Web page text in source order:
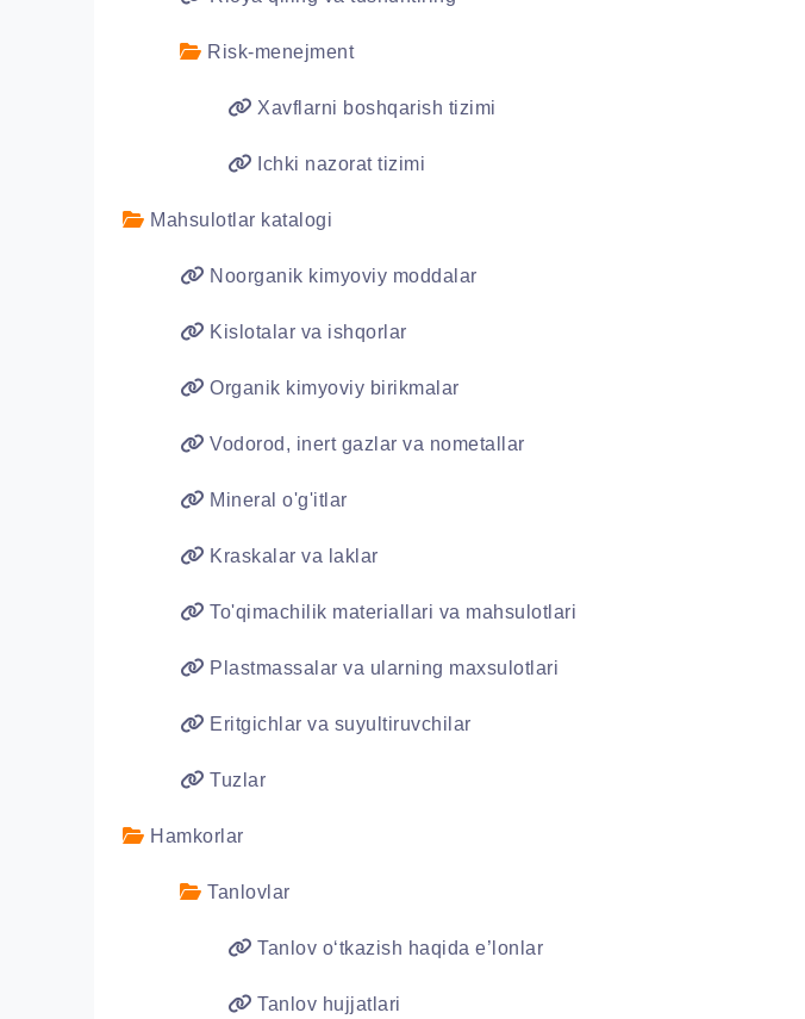
Risk-menejment
Xavflarni boshqarish tizimi
Ichki nazorat tizimi
Mahsulotlar katalogi
Noorganik kimyoviy moddalar
Kislotalar va ishqorlar
Organik kimyoviy birikmalar
Vodorod, inert gazlar va nometallar
Mineral o'g'itlar
Kraskalar va laklar
To'qimachilik materiallari va mahsulotlari
Plastmassalar va ularning maxsulotlari
Eritgichlar va suyultiruvchilar
Tuzlar
Hamkorlar
Tanlovlar
Tanlov o‘tkazish haqida e’lonlar
Tanlov hujjatlari